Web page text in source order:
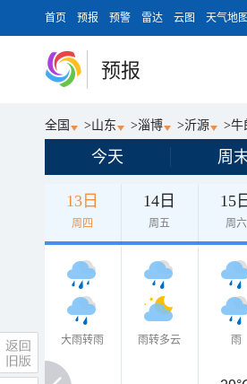
首页 预报 预警 雷达 云图 天气地图
预报
全国 >山东 >淄博 >沂源 >牛
今天 周
13日
周四
14日
周五
15
周六
大雨转雨 雨转多云 雨